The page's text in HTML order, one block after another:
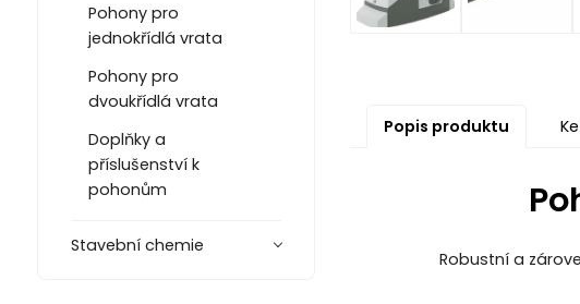
Pohony pro
jednokřídlá vrata
Pohony pro
dvoukřídlá vrata
Doplňky a
příslušenství k
pohonům
Stavební chemie
Popis produktu
Robustní a